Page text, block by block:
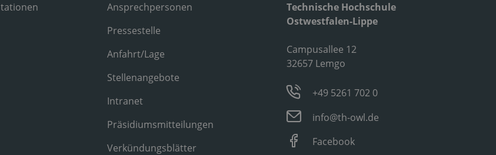
Ansprechpersonen
Pressestelle
Anfahrt/Lage
Stellenangebote
Intranet
Präsidiumsmitteilungen
Verkündungsblätter
Technische Hochschule
Ostwestfalen-Lippe
Campusallee 12
32657 Lemgo
+49 5261 702 0
info@th-owl.de
Facebook